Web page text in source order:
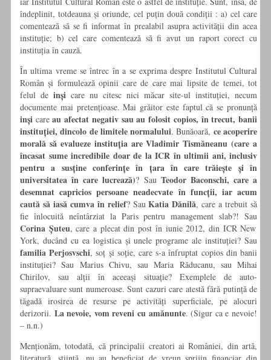
îndeplinit, totdeauna și oriunde, cel puțin două condiții : a) cel care
comentează să se fi informat în prealabil asupra activității din acea
instituție; b) cel care comentează să fi avut un raport corect cu
instituția în cauză.
În ultima vreme se întrec în a se exprima despre Institutul Cultural
Român și formulează opinii care de care mai lipsite de temei, tot
felul de inși care nu citesc nici măcar site-ul instituției, necum
documente mai pretențioase. Mai grăitor este faptul că se pronunță
inși careau afectat negativ sau au folosit copios, în trecut, banii
instituției, dincolo de limitele normalului. Bunăoară, ce acoperire
morală să evalueze instituția are Vladimir Tismăneanu (care a
încasat sume incredibile doar de la ICR în ultimii ani, inclusiv
pentru a susține conferințe în țara în care trăiește și în
universitatea în care lucrează)? Sau Teodor Baconschi, care a
desemnat capricios persoane neadecvate în funcții, iar acum
caută să iasă cumva în relief? SauKatia Dănilă, care a trebuit să
fie înlocuită neîntârziat la Paris pentru management slab?! Sau
Corina Șuteu, care a plecat din post în iunie 2012, din ICR New
York, ducând cu ea logistica și unele programe ale instituției? Sau
familia Perjosvschi, soț și soție, care s-a înfruptat copios din banii
instituției? Sau Marius Chivu, sau Maria Răducanu, sau Mihai
Chirilov, sau alții în aceeași situație? Exemplele de auto-
supraevaluare sunt numeroase. Sunt cazuri care atestă fără putință de
tăgadă irosirea de resurse pe activități superficiale, pe alocuri
derizorii. La nevoie, vom reveni cu amănunte. (Sigur ca e nevoie!
– n.n.)
Menționăm, totodată, că principalii creatori ai României, din artă,